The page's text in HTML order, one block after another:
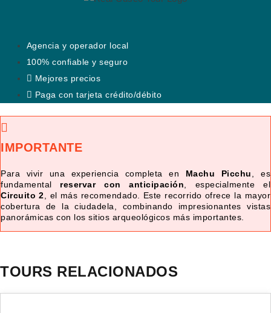
Agencia y operador local
100% confiable y seguro
Mejores precios
Paga con tarjeta crédito/débito
IMPORTANTE
Para vivir una experiencia completa en Machu Picchu, es
fundamental reservar con anticipación, especialmente el
Circuito 2, el más recomendado. Este recorrido ofrece la mayor
cobertura de la ciudadela, combinando impresionantes vistas
panorámicas con los sitios arqueológicos más importantes.
TOURS RELACIONADOS